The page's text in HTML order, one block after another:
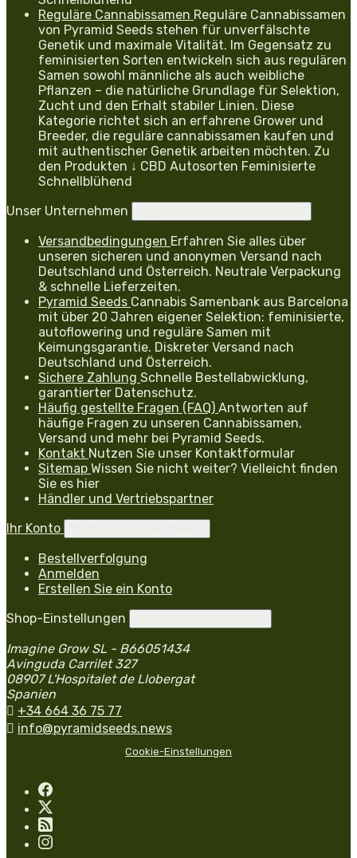
Reguläre Cannabissamen Reguläre Cannabissamen
von Pyramid Seeds stehen für unverfälschte
Genetik und maximale Vitalität. Im Gegensatz zu
feminisierten Sorten entwickeln sich aus regulären
Samen sowohl männliche als auch weibliche
Pflanzen – die natürliche Grundlage für Selektion,
Zucht und den Erhalt stabiler Linien. Diese
Kategorie richtet sich an erfahrene Grower und
Breeder, die reguläre cannabissamen kaufen und
mit authentischer Genetik arbeiten möchten. Zu
den Produkten ↓ CBD Autosorten Feminisierte
Schnellblühend
Unser Unternehmen
Versandbedingungen Erfahren Sie alles über
unseren sicheren und anonymen Versand nach
Deutschland und Österreich. Neutrale Verpackung
& schnelle Lieferzeiten.
Pyramid Seeds Cannabis Samenbank aus Barcelona
mit über 20 Jahren eigener Selektion: feminisierte,
autoflowering und reguläre Samen mit
Keimungsgarantie. Diskreter Versand nach
Deutschland und Österreich.
Sichere Zahlung Schnelle Bestellabwicklung,
garantierter Datenschutz.
Häufig gestellte Fragen (FAQ) Antworten auf
häufige Fragen zu unseren Cannabissamen,
Versand und mehr bei Pyramid Seeds.
Kontakt Nutzen Sie unser Kontaktformular
Sitemap Wissen Sie nicht weiter? Vielleicht finden
Sie es hier
Händler und Vertriebspartner
Ihr Konto
Bestellverfolgung
Anmelden
Erstellen Sie ein Konto
Shop-Einstellungen
Imagine Grow SL - B66051434
Avinguda Carrilet 327
08907 L'Hospitalet de Llobergat
Spanien
 +34 664 36 75 77
 info@pyramidseeds.news
Cookie-Einstellungen